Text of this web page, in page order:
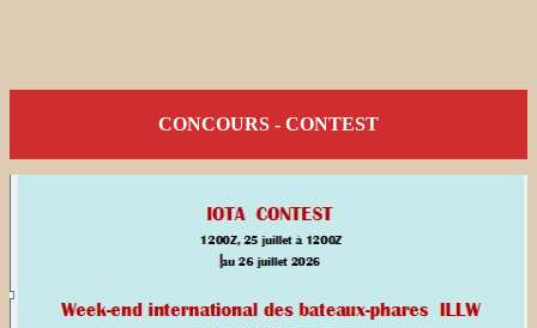
CONCOURS - CONTEST